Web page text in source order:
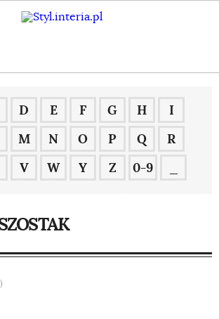
D E F G H
I
M N O P Q
R
V W Y Z 0-9